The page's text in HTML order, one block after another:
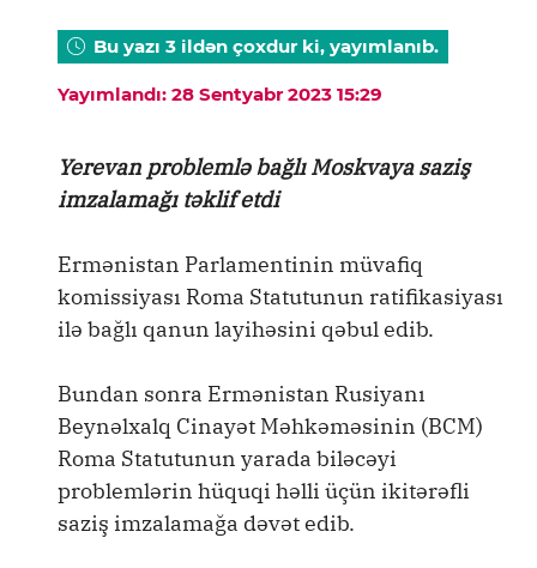
Bu yazı 3 ildən çoxdur ki, yayımlanıb.
Yayımlandı: 28 Sentyabr 2023 15:29
Yerevan problemlə bağlı Moskvaya saziş
imzalamağı təklif etdi
Ermənistan Parlamentinin müvafiq
komissiyası Roma Statutunun ratifikasiyası
ilə bağlı qanun layihəsini qəbul edib.
Bundan sonra Ermənistan Rusiyanı
Beynəlxalq Cinayət Məhkəməsinin (BCM)
Roma Statutunun yarada biləcəyi
problemlərin hüquqi həlli üçün ikitərəfli
saziş imzalamağa dəvət edib.